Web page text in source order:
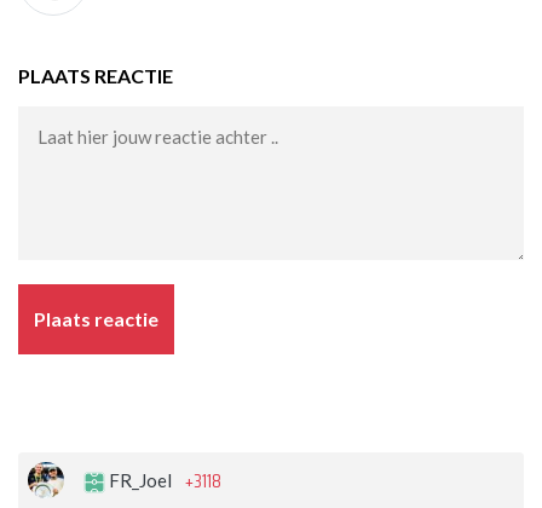
PLAATS REACTIE
Plaats reactie
FR_Joel +3118